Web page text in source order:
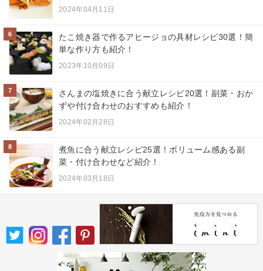
2024年04月11日
6
たこ焼き器で作るアヒージョの具材レシピ30選！簡
単な作り方も紹介！
2023年10月09日
7
さんまの塩焼きに合う献立レシピ20選！副菜・おか
ずや付け合わせのおすすめも紹介！
2024年02月28日
8
煮魚に合う献立レシピ25選！ボリューム感ある副
菜・付け合わせなど紹介！
2024年03月18日